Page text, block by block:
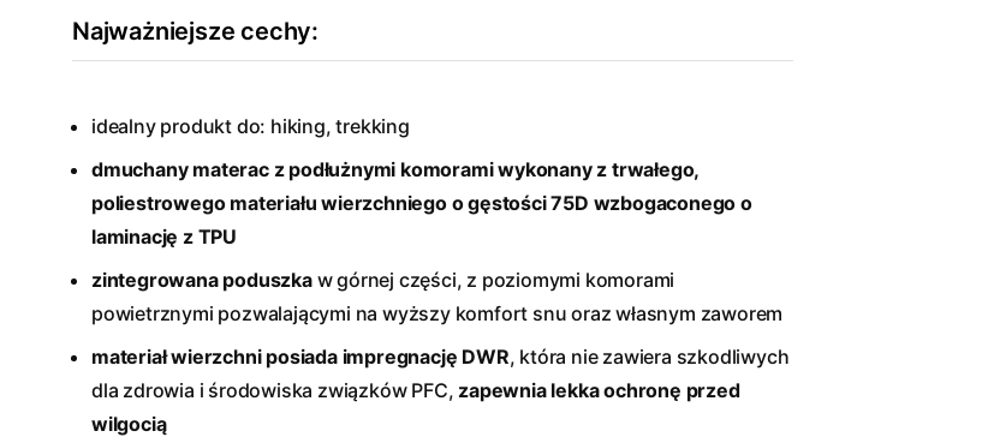
Najważniejsze cechy:
idealny produkt do: hiking, trekking
dmuchany materac z podłużnymi komorami wykonany z trwałego,
poliestrowego materiału wierzchniego o gęstości 75D wzbogaconego o
laminację z TPU
zintegrowana poduszkaw górnej części, z poziomymi komorami
powietrznymi pozwalającymi na wyższy komfort snu oraz własnym zaworem
materiał wierzchni posiada impregnację DWR, która nie zawiera szkodliwych
dla zdrowia i środowiska związków PFC, zapewnia lekka ochronę przed
wilgocią